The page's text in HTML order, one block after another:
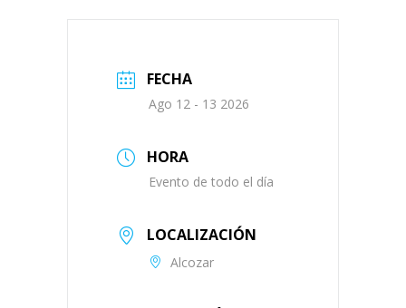
FECHA
Ago 12 - 13 2026
HORA
Evento de todo el día
LOCALIZACIÓN
Alcozar